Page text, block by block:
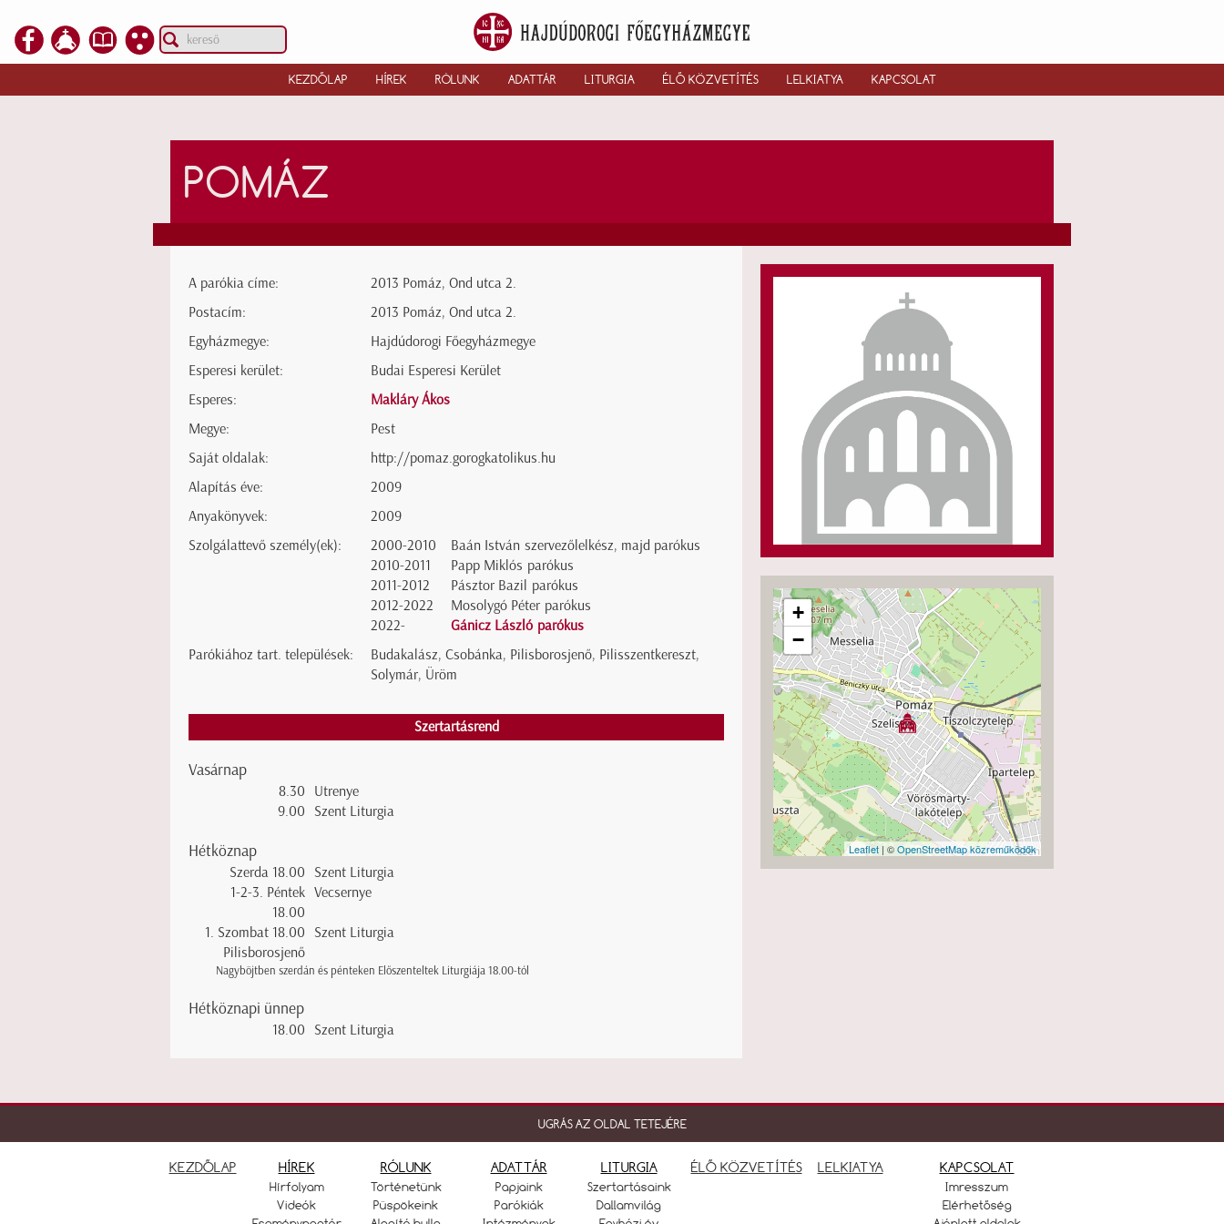
KEZDŐLAP HÍREK RÓLUNK ADATTÁR LITURGIA ÉLŐ KÖZVETÍTÉS LELKIATYA KAPCSOLAT
POMÁZ
+
−
Leaflet | ©OpenStreetMap közreműködők
A parókia címe:
2013 Pomáz, Ond utca 2.
Postacím:
2013 Pomáz, Ond utca 2.
Egyházmegye:
Hajdúdorogi Főegyházmegye
Esperesi kerület:
Budai Esperesi Kerület
Esperes:
Makláry Ákos
Megye:
Pest
Saját oldalak:
http://pomaz.gorogkatolikus.hu
Alapítás éve:
2009
Anyakönyvek:
2009
Szolgálattevő személy(ek):
2000-2010
Baán István szervezőlelkész, majd parókus
2010-2011
Papp Miklós parókus
2011-2012
Pásztor Bazil parókus
2012-2022
Mosolygó Péter parókus
2022-
Gánicz László parókus
Parókiához tart. települések:
Budakalász, Csobánka, Pilisborosjenő, Pilisszentkereszt,
Solymár, Üröm
Szertartásrend
Vasárnap
8.30
Utrenye
9.00 Szent Liturgia
Hétköznap
Szerda 18.00 Szent Liturgia
1-2-3. Péntek
18.00
Vecsernye
1. Szombat 18.00
Pilisborosjenő
Szent Liturgia
Nagyböjtben szerdán és pénteken Előszenteltek Liturgiája 18.00-tól
Hétköznapi ünnep
18.00 Szent Liturgia
UGRÁS AZ OLDAL TETEJÉRE
KEZDŐLAP HÍREK
Hírfolyam
Videók
RÓLUNK
Történetünk
Püspökeink
ADATTÁR
Papjaink
Parókiák
LITURGIA
Szertartásaink
Dallamvilág
ÉLŐ KÖZVETÍTÉS LELKIATYA KAPCSOLAT
Imresszum
Elérhetőség